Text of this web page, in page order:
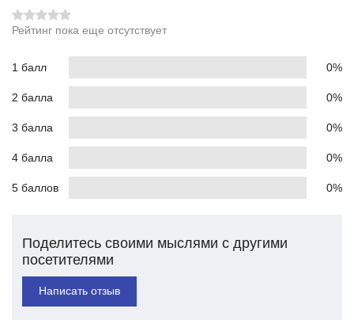
Рейтинг пока еще отсутствует
1 балл 0%
2 балла 0%
3 балла 0%
4 балла 0%
5 баллов 0%
Поделитесь своими мыслями с другими
посетителями
Написать отзыв